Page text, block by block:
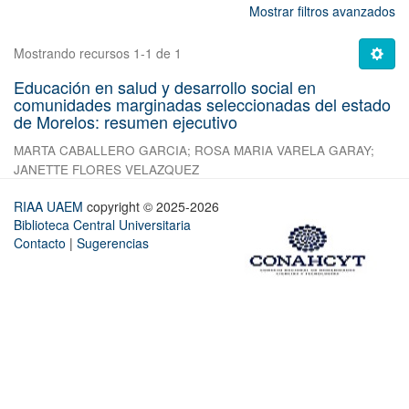
Mostrar filtros avanzados
Mostrando recursos 1-1 de 1
Educación en salud y desarrollo social en
comunidades marginadas seleccionadas del estado
de Morelos: resumen ejecutivo
MARTA CABALLERO GARCIA; ROSA MARIA VARELA GARAY;
JANETTE FLORES VELAZQUEZ
RIAA UAEM copyright © 2025-2026
Biblioteca Central Universitaria
Contacto | Sugerencias